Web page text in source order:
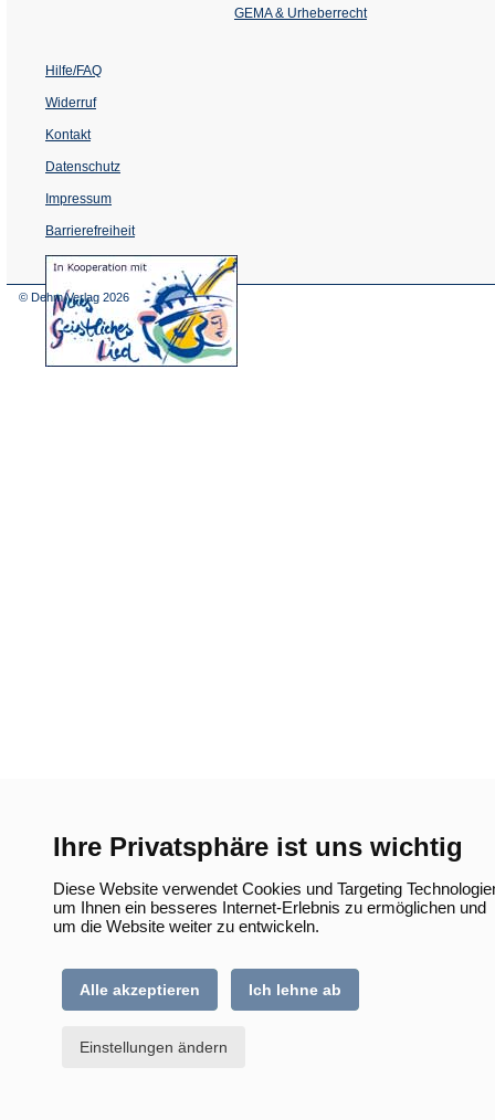
Ihre Privatsphäre ist uns wichtig
Diese Website verwendet Cookies und Targeting
um Ihnen ein besseres Internet-Erlebnis zu ermöglichen und
um die Website weiter zu entwickeln.
Alle akzeptieren Ich lehne ab
Einstellungen ändern
Tab)
GEMA & Urheberrecht
Hilfe/FAQ
Widerruf
Kontakt
Datenschutz
Impressum
Barrierefreiheit
(Öffnet
in
© Dehm Verlag 2026